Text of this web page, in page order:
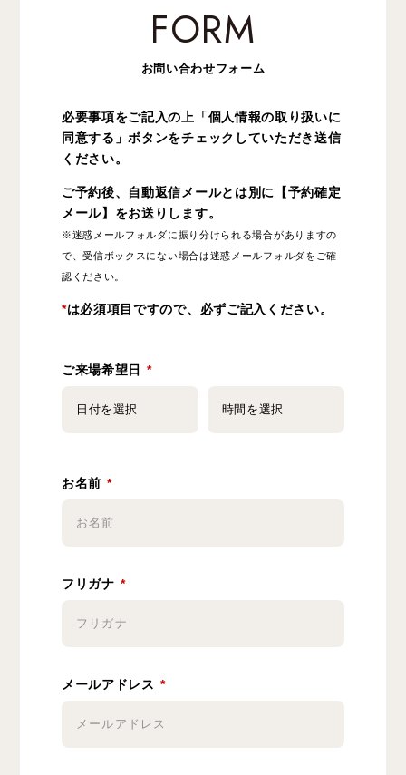
FORM
お問い合わせフォーム
必要事項をご記入の上「個人情報の取り扱いに
同意する」ボタンをチェックしていただき送信
ください。
ご予約後、自動返信メールとは別に【予約確定
メール】をお送りします。
※迷惑メールフォルダに振り分けられる場合がありますの
で、受信ボックスにない場合は迷惑メールフォルダをご確
認ください。
*は必須項目ですので、必ずご記入ください。
ご来場希望日 *
お名前 *
フリガナ *
メールアドレス *